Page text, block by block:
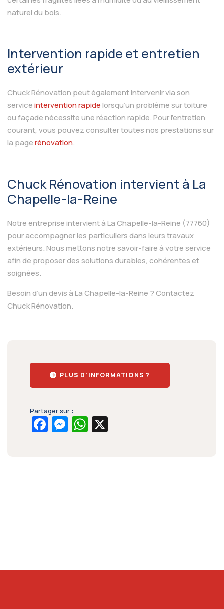
naturel du bois.
Intervention rapide et entretien
extérieur
Chuck Rénovation peut également intervenir via son
serviceintervention rapidelorsqu’un problème sur toiture
ou façade nécessite une réaction rapide. Pour l’entretien
courant, vous pouvez consulter toutes nos prestations sur
la pagerénovation.
Chuck Rénovation intervient à La
Chapelle-la-Reine
Notre entreprise intervient à La Chapelle-la-Reine (77760)
pour accompagner les particuliers dans leurs travaux
extérieurs. Nous mettons notre savoir-faire à votre service
afin de proposer des solutions durables, cohérentes et
soignées.
Besoin d’un devis à La Chapelle-la-Reine ? Contactez
Chuck Rénovation.
PLUS D'INFORMATIONS ?
Partager sur :
Facebook
Messenger
WhatsApp